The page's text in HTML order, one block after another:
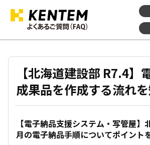
【北海道建設部 R7.4】
成果品を作成する流れ
【電子納品支援システム・写管屋】
月の電子納品手順についてポイント